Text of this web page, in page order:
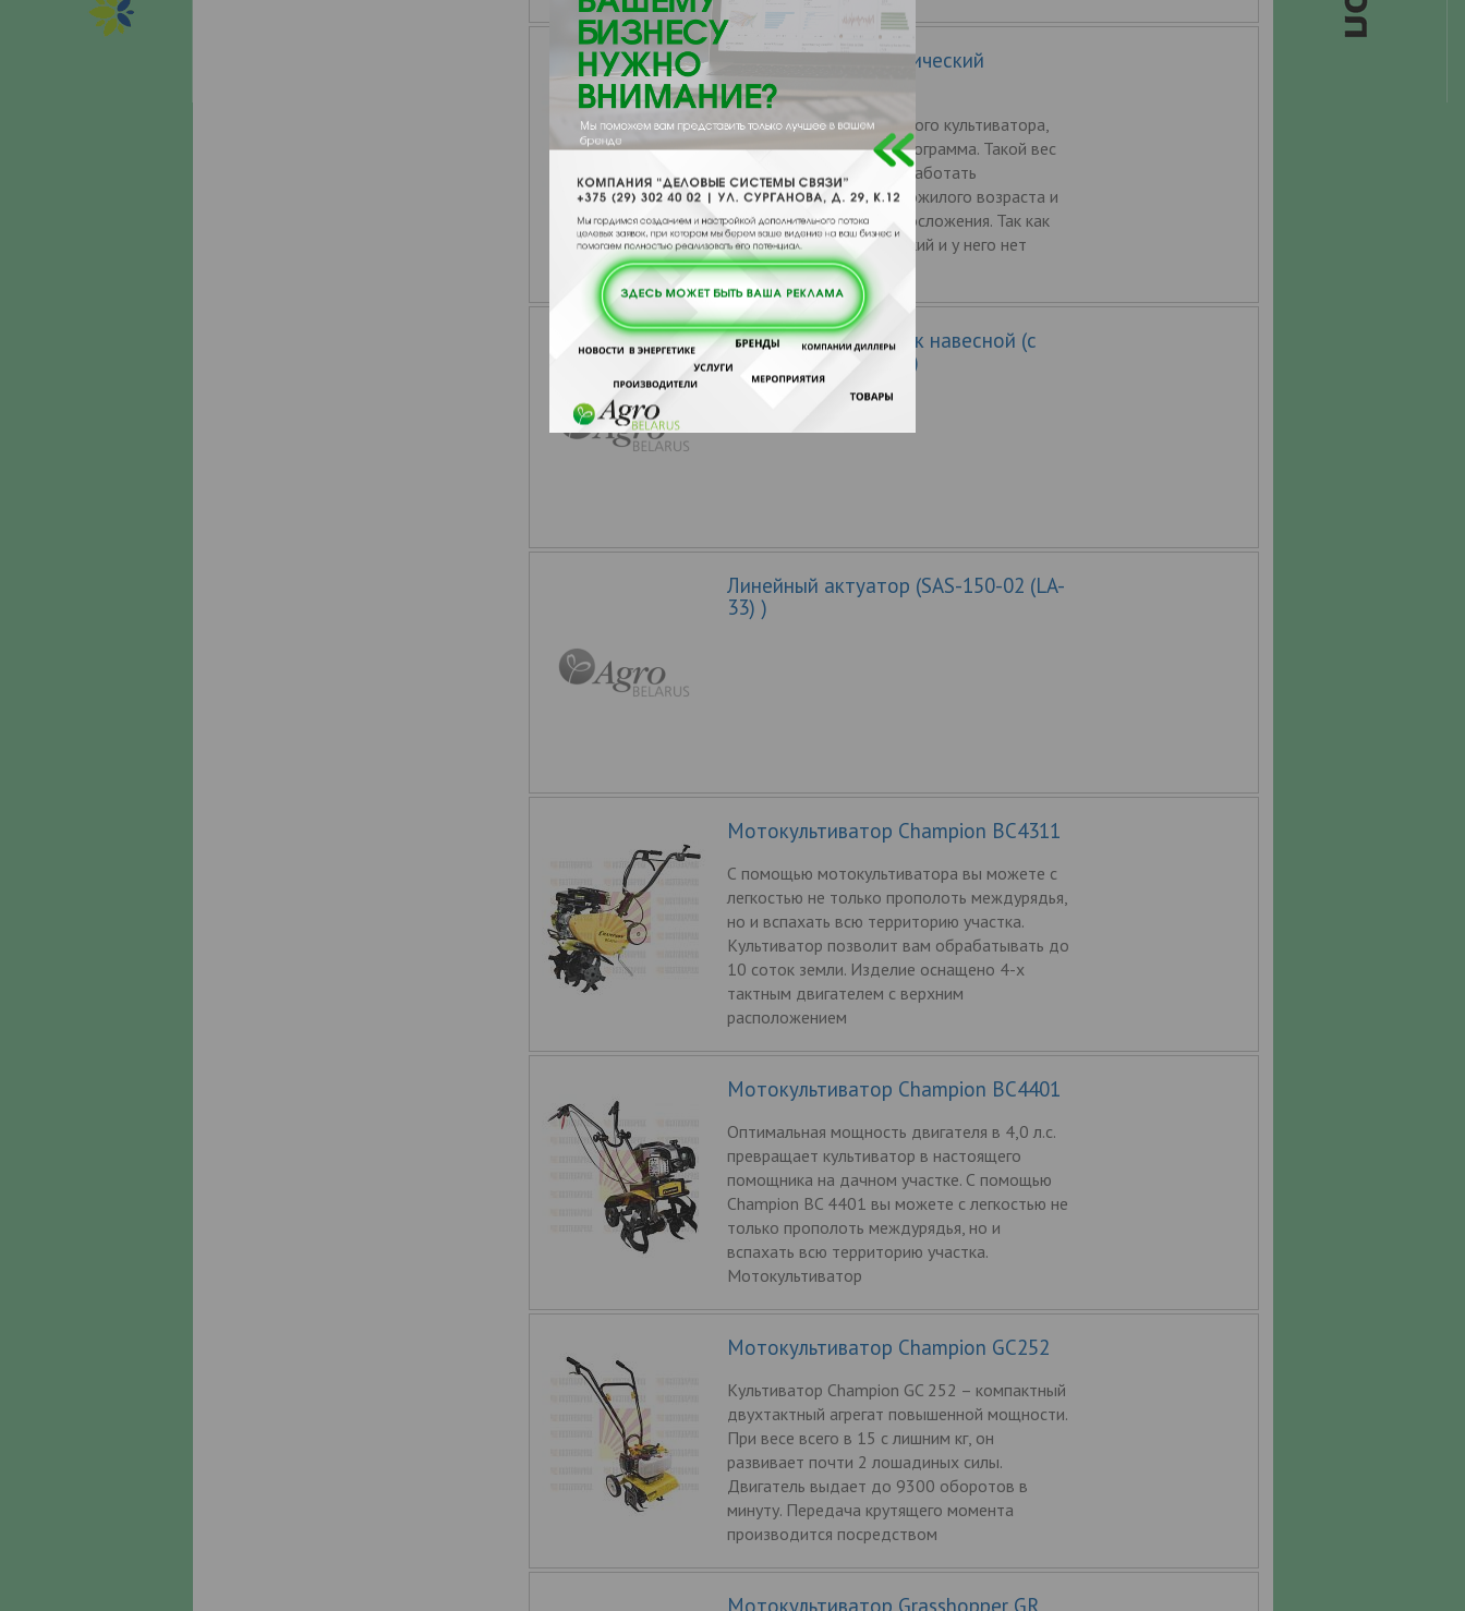
Культиватор электрический
Champion EC750
Одним из достоинств этого культиватора,
является его вес - 7.2 килограмма. Такой вес
позволяет, с легкостью работать
культиватором людям пожилого возраста и
женщинам хрупкого телосложения. Так как
культиватор электрический и у него нет
выхлопных
Культиватор-окучник навесной (с
роторами) (КОН-2,8)
Линейный актуатор (SAS-150-02 (LA-
33) )
Мотокультиватор Champion BC4311
С помощью мотокультиватора вы можете с
легкостью не только прополоть междурядья,
но и вспахать всю территорию участка.
Культиватор позволит вам обрабатывать до
10 соток земли. Изделие оснащено 4-х
тактным двигателем с верхним
расположением
Мотокультиватор Champion BC4401
Оптимальная мощность двигателя в 4,0 л.с.
превращает культиватор в настоящего
помощника на дачном участке. С помощью
Champion ВC 4401 вы можете с легкостью не
только прополоть междурядья, но и
вспахать всю территорию участка.
Мотокультиватор
Мотокультиватор Champion GC252
Культиватор Champion GC 252 – компактный
двухтактный агрегат повышенной мощности.
При весе всего в 15 с лишним кг, он
развивает почти 2 лошадиных силы.
Двигатель выдает до 9300 оборотов в
минуту. Передача крутящего момента
производится посредством
Мотокультиватор Grasshopper GR